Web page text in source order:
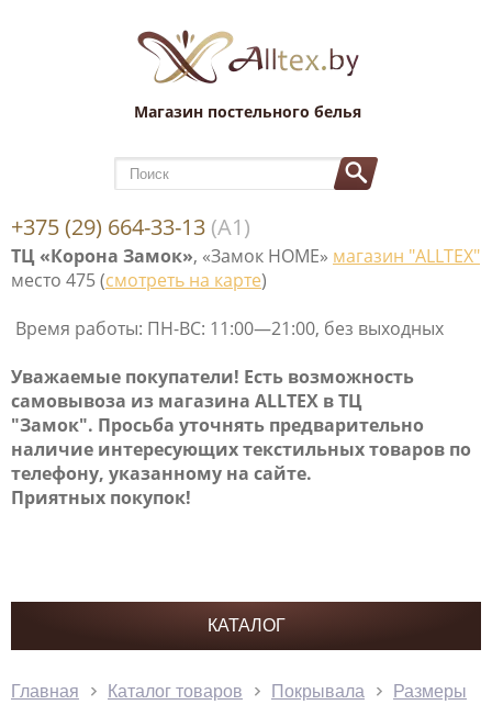
Магазин постельного белья
+375 (29) 664-33-13 (А1)
ТЦ «Корона Замок», «Замок НОМЕ» магазин "ALLTEX"
место 475 (смотреть на карте)
Время работы: ПН-ВС: 11:00—21:00, без выходных
Уважаемые покупатели! Есть возможность
самовывоза из магазина ALLTEX в ТЦ
"Замок". Просьба уточнять предварительно
наличие интересующих текстильных товаров по
телефону, указанному на сайте.
Приятных покупок!
КАТАЛОГ
Главная Каталог товаров Покрывала
Размеры